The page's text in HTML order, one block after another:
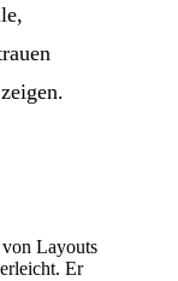
Layouts
Er